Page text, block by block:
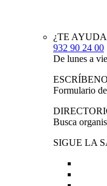
¿TE
932 90 24 00
De lunes a
Formulario
Busca
SIGUE LA